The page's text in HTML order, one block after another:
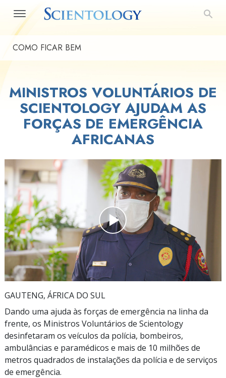
COMO FICAR BEM
MINISTROS VOLUNTÁRIOS DE
SCIENTOLOGY AJUDAM AS
FORÇAS DE EMERGÊNCIA
AFRICANAS
Play
Video
GAUTENG, ÁFRICA DO SUL
Dando uma ajuda às forças de emergência na linha da
frente, os Ministros Voluntários de Scientology
desinfetaram os veículos da polícia, bombeiros,
ambulâncias e paramédicos e mais de 10 milhões de
metros quadrados de instalações da polícia e de serviços
de emergência.